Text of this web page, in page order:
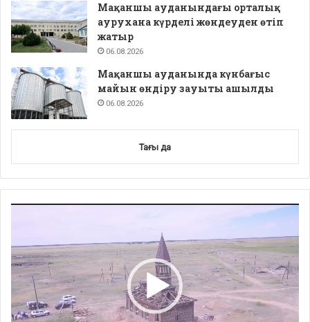
Мақаншы ауданындағы орталық
аурухана күрделі жөндеуден өтіп
жатыр
06.08.2026
Мақаншы ауданында күнбағыс
майын өндіру зауыты ашылды
06.08.2026
Тағы да